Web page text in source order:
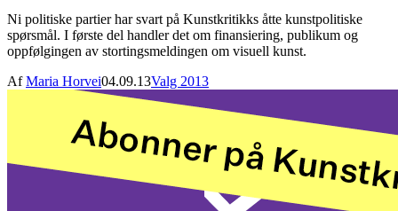
Ni politiske partier har svart på Kunstkritikks åtte kunstpolitiske
spørsmål. I første del handler det om finansiering, publikum og
oppfølgingen av stortingsmeldingen om visuell kunst.
AfMaria Horvei04.09.13Valg 2013